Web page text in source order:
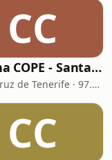
CC
Cadena COPE - Santa Cruz de Tenerife
Santa Cruz de Tenerife · 97.1 FM - 882 AM
CC